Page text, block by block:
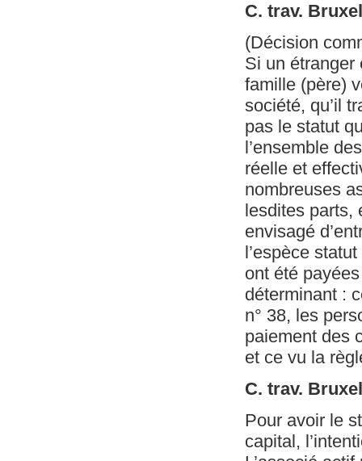
C. trav.
(Décision
Si un étranger
famille (père)
société, qu’il
pas le statut
l’ensemble
réelle et
nombreuses
lesdites parts,
envisagé
l’espèce
ont été
déterminant :
n° 38, les
paiement des
et ce vu la
C. trav.
Pour avoir le
capital,